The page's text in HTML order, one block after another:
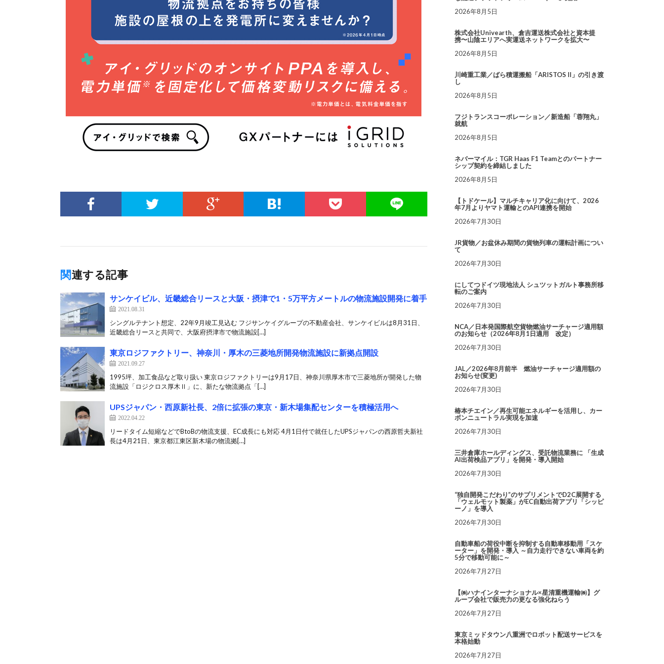
関連する記事
サンケイビル、近畿総合リースと大阪・摂津で1・5万平方メートルの物流施設開発に着手
2021.08.31
シングルテナント想定、22年9月竣工見込む フジサンケイグループの不動産会社、サンケイビルは8月31日、
近畿総合リースと共同で、大阪府摂津市で物流施設[…]
東京ロジファクトリー、神奈川・厚木の三菱地所開発物流施設に新拠点開設
2021.09.27
1995坪、加工食品など取り扱い 東京ロジファクトリーは9月17日、神奈川県厚木市で三菱地所が開発した物
流施設「ロジクロス厚木Ⅱ」に、新たな物流拠点「[…]
UPSジャパン・西原新社長、2倍に拡張の東京・新木場集配センターを積極活用へ
2022.04.22
リードタイム短縮などでBtoBの物流支援、EC成長にも対応 4月1日付で就任したUPSジャパンの西原哲夫新社
長は4月21日、東京都江東区新木場の物流拠[…]
2026年8月5日
株式会社Univearth、倉吉運送株式会社と資本提
携〜山陰エリアへ実運送ネットワークを拡大〜
2026年8月5日
川崎重工業／ばら積運搬船「ARISTOS II」の引き渡
し
2026年8月5日
フジトランスコーポレーション／新造船「蓉翔丸」
就航
2026年8月5日
ネバーマイル：TGR Haas F1 Teamとのパートナー
シップ契約を締結しました
2026年8月5日
【トドケール】マルチキャリア化に向けて、2026
年7月よりヤマト運輸とのAPI連携を開始
2026年7月30日
JR貨物／お盆休み期間の貨物列車の運転計画につい
て
2026年7月30日
にしてつドイツ現地法人 シュツットガルト事務所移
転のご案内
2026年7月30日
NCA／日本発国際航空貨物燃油サーチャージ適用額
のお知らせ（2026年8月1日適用 改定）
2026年7月30日
JAL／2026年8月前半 燃油サーチャージ適用額の
お知らせ(変更)
2026年7月30日
椿本チエイン／再生可能エネルギーを活用し、カー
ボンニュートラル実現を加速
2026年7月30日
三井倉庫ホールディングス、受託物流業務に 「生成
AI出荷検品アプリ」を開発・導入開始
2026年7月30日
“独自開発こだわり”のサプリメントでD2C展開する
「ウェルモット製薬」がEC自動出荷アプリ「シッピ
ーノ」を導入
2026年7月30日
自動車船の荷役中断を抑制する自動車移動用「スケ
ーター」を開発・導入 ～自力走行できない車両を約
5分で移動可能に～
2026年7月27日
【㈱ハナインターナショナル×星清重機運輸㈱】グ
ループ会社で販売力の更なる強化ねらう
2026年7月27日
東京ミッドタウン八重洲でロボット配送サービスを
本格始動
2026年7月27日